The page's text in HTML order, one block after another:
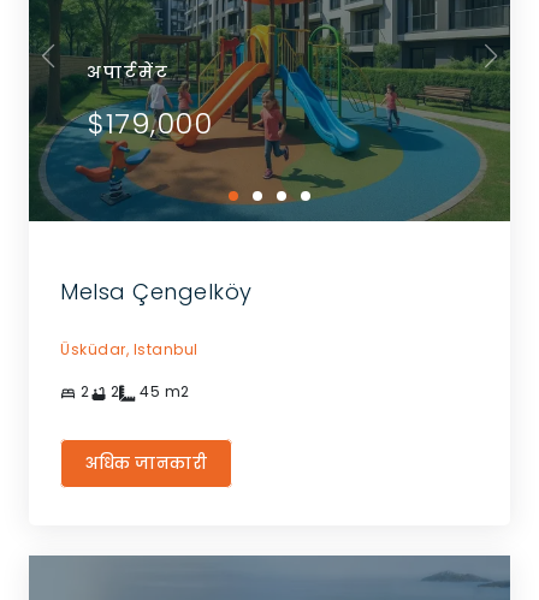
अपार्टमेंट
$179,000
Melsa Çengelköy
Üsküdar, Istanbul
2 2 45 m2
अधिक जानकारी